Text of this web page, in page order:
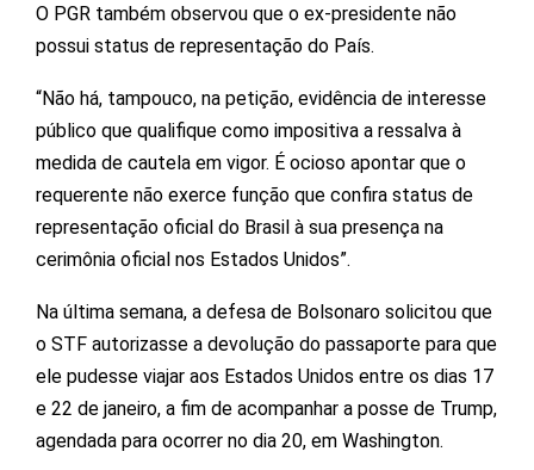
O PGR também observou que o ex-presidente não
possui status de representação do País.
“Não há, tampouco, na petição, evidência de interesse
público que qualifique como impositiva a ressalva à
medida de cautela em vigor. É ocioso apontar que o
requerente não exerce função que confira status de
representação oficial do Brasil à sua presença na
cerimônia oficial nos Estados Unidos”.
Na última semana, a defesa de Bolsonaro solicitou que
o STF autorizasse a devolução do passaporte para que
ele pudesse viajar aos Estados Unidos entre os dias 17
e 22 de janeiro, a fim de acompanhar a posse de Trump,
agendada para ocorrer no dia 20, em Washington.